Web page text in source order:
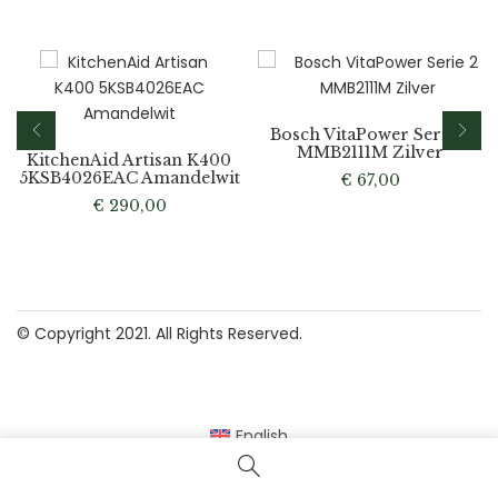
KitchenAid Artisan K400
5KSB4026EAC Amandelwit
€ 290,00
Bosch VitaPower Serie 2
MMB2111M Zilver
€ 67,00
© Copyright 2021. All Rights Reserved.
English